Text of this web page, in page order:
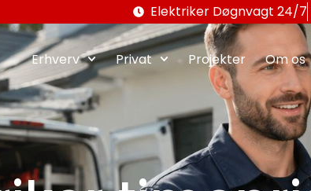
Elektriker Døgnvagt 24/7
Erhverv Privat Projekter Om os